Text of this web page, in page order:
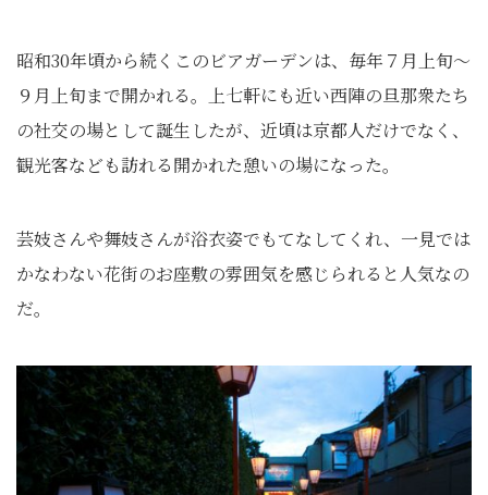
昭和30年頃から続くこのビアガーデンは、毎年７月上旬～
９月上旬まで開かれる。上七軒にも近い西陣の旦那衆たち
の社交の場として誕生したが、近頃は京都人だけでなく、
観光客なども訪れる開かれた憩いの場になった。
芸妓さんや舞妓さんが浴衣姿でもてなしてくれ、一見では
かなわない花街のお座敷の雰囲気を感じられると人気なの
だ。